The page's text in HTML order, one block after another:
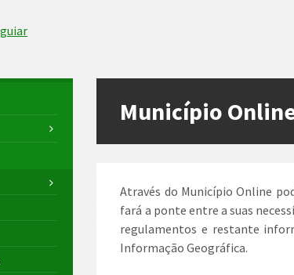
Município
Através do Município Online
fará a ponte entre a suas
regulamentos e restante
Informação Geográfica.